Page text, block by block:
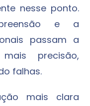
nesse ponto.
e a
passam a
precisão,
falhas.
mais clara